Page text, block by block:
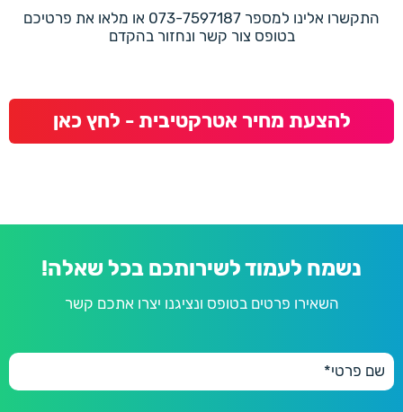
התקשרו אלינו למספר 073-7597187 או מלאו את פרטיכם
בטופס צור קשר ונחזור בהקדם
להצעת מחיר אטרקטיבית - לחץ כאן
נשמח לעמוד לשירותכם בכל שאלה!
השאירו פרטים בטופס ונציגנו יצרו אתכם קשר